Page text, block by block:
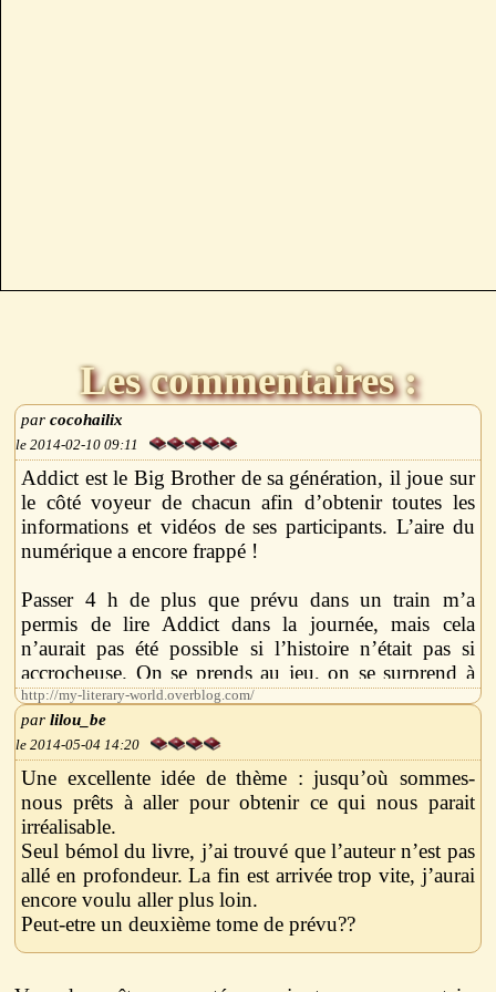
Les commentaires :
cocohailix
2014-02-10 09:11
Addict est le Big Brother de sa génération, il joue sur
le côté voyeur de chacun afin d’obtenir toutes les
informations et vidéos de ses participants. L’aire du
numérique a encore frappé !
Passer 4 h de plus que prévu dans un train m’a
permis de lire Addict dans la journée, mais cela
n’aurait pas été possible si l’histoire n’était pas si
accrocheuse. On se prends au jeu, on se surprend à
encourager Vee et Ian mais aussi à craindre pour eux.
L’omniprésence des Observateurs est révélateur de la
génération actuelle. L’auteur réalise avec ce roman
une critique de la société capitaliste et matérialiste
dans laquelle nous vivons. Alors que Vee apparait
aux premiers abords comme une opportuniste
matérialiste, on discerne, au fil de notre lecture, une
jeune fille en quête de reconnaissance et qui cherche à
s’émanciper de l’étiquette qu’on lui colle. On
découvre un personnage intense avec Ian et sa quête
d’indépendance et de liberté. Chacun des joueurs
http://my-literary-world.overblog.com/
lilou_be
2014-05-04 14:20
Une excellente idée de thème : jusqu’où sommes-
nous prêts à aller pour obtenir ce qui nous parait
irréalisable.
Seul bémol du livre, j’ai trouvé que l’auteur n’est pas
allé en profondeur. La fin est arrivée trop vite, j’aurai
encore voulu aller plus loin.
Peut-etre un deuxième tome de prévu??